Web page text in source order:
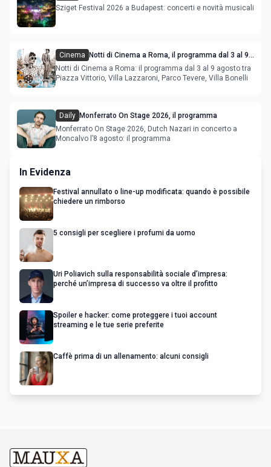
Sziget Festival 2026 a Budapest: concerti e novità musicali
Cinema
Notti di Cinema a Roma, il programma dal 3 al 9
agosto
Notti di Cinema a Roma: il programma dal 3 al 9 agosto tra
Piazza Vittorio, Villa Lazzaroni, Parco Tevere, Villa Bonelli
Daily Monferrato On Stage 2026, il programma
Monferrato On Stage 2026, Dutch Nazari in concerto a
Moncalvo l’8 agosto: il programma
In Evidenza
Festival annullato o line-up modificata: quando è possibile
chiedere un rimborso
5 consigli per scegliere i profumi da uomo
Uri Poliavich sulla responsabilità sociale d’impresa:
perché un’impresa di successo va oltre il profitto
Spoiler e hacker: come proteggere i tuoi account
streaming e le tue serie preferite
Caffè prima di un allenamento: alcuni consigli